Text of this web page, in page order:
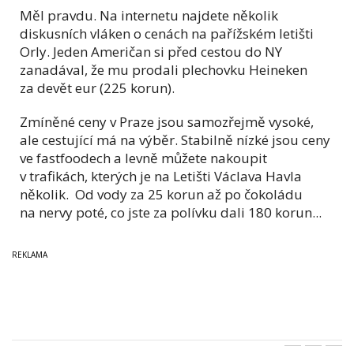
Měl pravdu. Na internetu najdete několik
diskusních vláken o cenách na pařížském letišti
Orly. Jeden Američan si před cestou do NY
zanadával, že mu prodali plechovku Heineken
za devět eur (225 korun).
Zmíněné ceny v Praze jsou samozřejmě vysoké,
ale cestující má na výběr. Stabilně nízké jsou ceny
ve fastfoodech a levně můžete nakoupit
v trafikách, kterých je na Letišti Václava Havla
několik. Od vody za 25 korun až po čokoládu
na nervy poté, co jste za polívku dali 180 korun...